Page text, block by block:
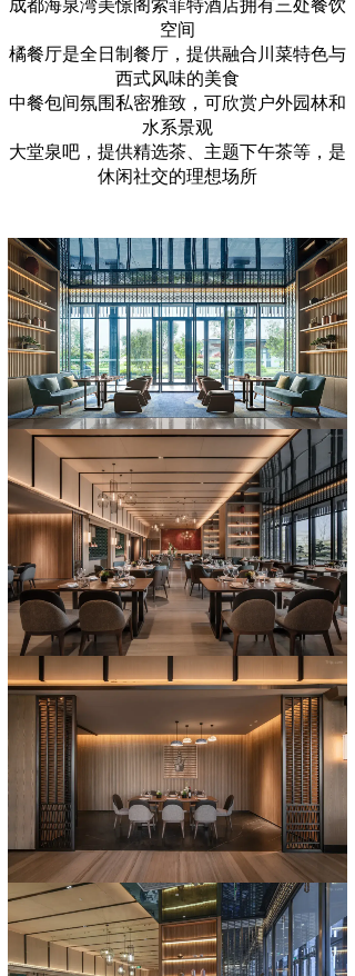
成都海泉湾美憬阁索菲特酒店拥有三处餐饮
空间
橘餐厅是全日制餐厅，提供融合川菜特色与
西式风味的美食
中餐包间氛围私密雅致，可欣赏户外园林和
水系景观
大堂泉吧，提供精选茶、主题下午茶等，是
休闲社交的理想场所